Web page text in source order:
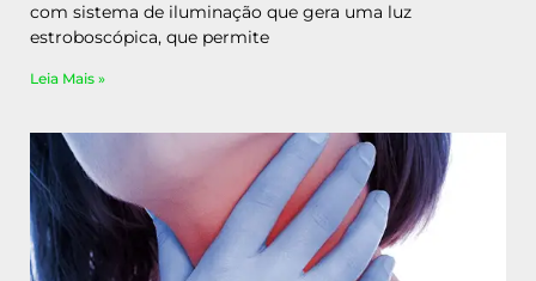
com sistema de iluminação que gera uma luz
estroboscópica, que permite
Leia Mais »